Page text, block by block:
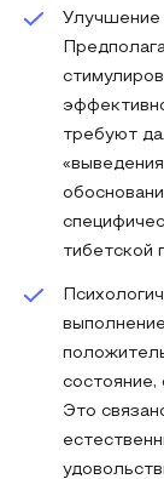
Улучшение
требуют
тибетской
состояние,
Это